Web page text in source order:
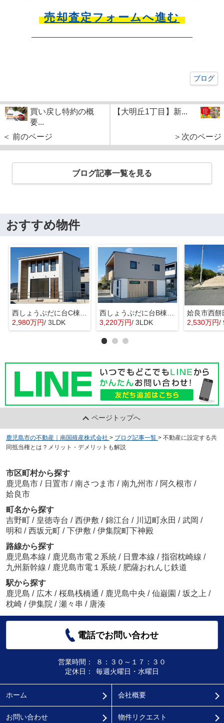
売却査定フォームへ進む
ブログ
買い戻し特約の概
要...
＜ 前のページ
【大明丘1丁目】新...
＞次のページ
ブログ記事一覧を見る
おすすめ物件
2,980万円/ 3LDK
3,220万円/ 3LDK
姶良市西
2,530万円/
ページトップへ
鹿児島市の不動産｜南国殖産株式会社 > ブログ記事一覧 > 不動産に設定する共
同抵当権とは？メリット・デメリットも解説
市区町村から探す
鹿児島市 / 日置市 / 南さつま市 / 南九州市 / 阿久根市 /
姶良市
町名から探す
吉野町 / 皇徳寺台 / 西伊敷 / 錦江台 / 川辺町永田 / 武岡 /
明和 / 西坂元町 / 下伊敷 / 伊集院町下神殿
路線から探す
鹿児島本線 / 鹿児島市電２系統 / 日豊本線 / 指宿枕崎線 /
九州新幹線 / 鹿児島市電１系統 / 肥薩おれんじ鉄道
駅から探す
鹿児島 / 広木 / 桜島桟橋通 / 鹿児島中央 / 仙巌園 / 坂之上 /
枕崎 / 伊集院 / 瀬々串 / 唐湊
電話でお問い合わせ
営業時間：
８：３０～１７：３０
定休日：
毎週火曜日・水曜日
ホーム 会社概要
お問い合わせ 物件リクエスト